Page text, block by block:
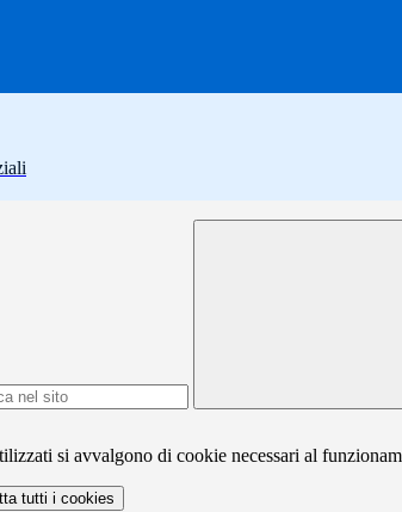
si avvalgono di cookie necessari al
tutti i cookies